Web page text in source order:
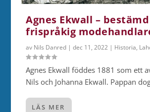
Agnes Ekwall –
frispråkig
av Nils Danred |dec 11, 2022 | Historia,
Agnes Ekwall föddes 1881 som ett
Nils och Johanna Ekwall. Pappan
LÄS MER